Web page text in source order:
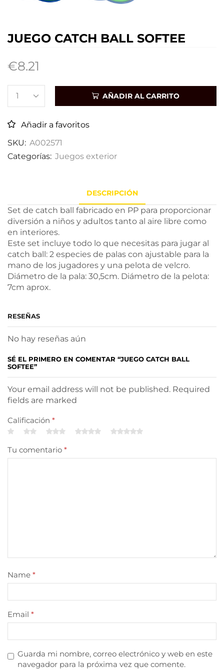
JUEGO CATCH BALL SOFTEE
€8.21
AÑADIR AL CARRITO
Añadir a favoritos
SKU: A002571
Categorías: Juegos exterior
DESCRIPCIÓN
Set de catch ball fabricado en PP para proporcionar
diversión a niños y adultos tanto al aire libre como
en interiores.
Este set incluye todo lo que necesitas para jugar al
catch ball: 2 especies de palas con ajustable para la
mano de los jugadores y una pelota de velcro.
Diámetro de la pala: 30,5cm. Diámetro de la pelota:
7cm aprox.
RESEÑAS
No hay reseñas aún
SÉ EL PRIMERO EN COMENTAR “JUEGO CATCH BALL
SOFTEE”
Your email address will not be published. Required
fields are marked
Calificación *
Tu comentario *
Name *
Email *
Guarda mi nombre, correo electrónico y web en este
navegador para la próxima vez que comente.